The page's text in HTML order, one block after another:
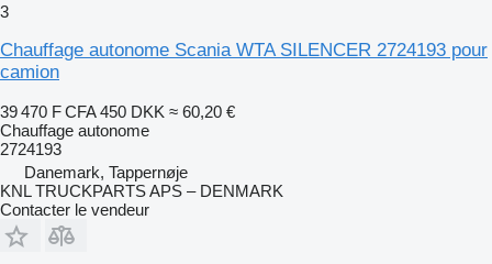
3
Chauffage autonome Scania WTA SILENCER 2724193 pour
camion
39 470 F CFA 450 DKK ≈ 60,20 €
Chauffage autonome
2724193
Danemark, Tappernøje
KNL TRUCKPARTS APS – DENMARK
Contacter le vendeur